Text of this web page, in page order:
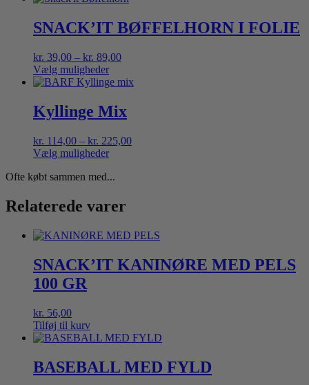
SNACK’IT BØFFELHORN I FOLIE
kr. 39,00 – kr. 89,00Prisinterval:
til
Vælg muligheder
Dette
har
flere
Mulighederne
kan
på
Kyllinge Mix
kr. 114,00 – kr. 225,00Prisinterval:
Vælg muligheder
vare
flere
varianter.
Mulighederne
kan
på
varesiden
Ofte købt sammen med...
Relaterede varer
SNACK’IT KANINØRE MED PELS
100 GR
kr. 56,00
Tilføj til kurv
BASEBALL MED FYLD